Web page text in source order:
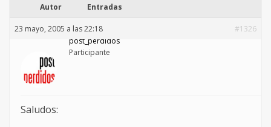
Autor Entradas
23 mayo, 2005 a las 22:18
#1326
post_perdidos
Participante
Saludos: